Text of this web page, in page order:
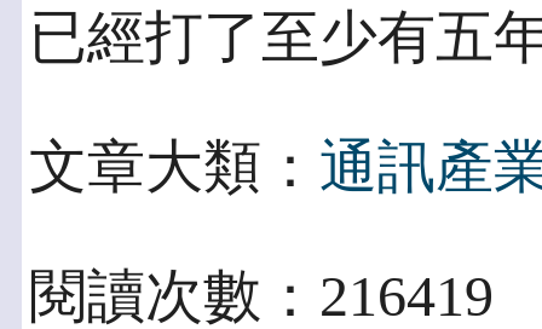
已經打了至少有五
文章大類： 通訊產
閱讀次數：